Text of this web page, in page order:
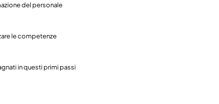
del personale
le competenze
in questi primi passi